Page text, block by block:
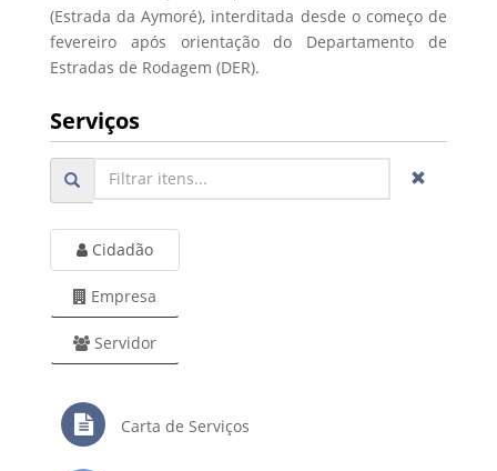
(Estrada da Aymoré), interditada desde o começo de
fevereiro após orientação do Departamento de
Estradas de Rodagem (DER).
Serviços
Cidadão
Empresa
Servidor
Carta de Serviços